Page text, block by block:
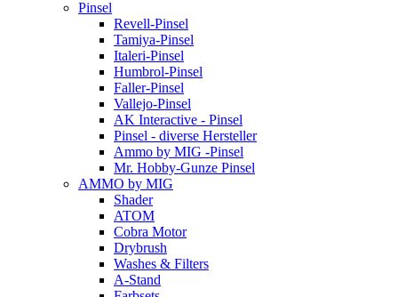
Pinsel
Revell-Pinsel
Tamiya-Pinsel
Italeri-Pinsel
Humbrol-Pinsel
Faller-Pinsel
Vallejo-Pinsel
AK Interactive - Pinsel
Pinsel - diverse Hersteller
Ammo by MIG -Pinsel
Mr. Hobby-Gunze Pinsel
AMMO by MIG
Shader
ATOM
Cobra Motor
Drybrush
Washes & Filters
A-Stand